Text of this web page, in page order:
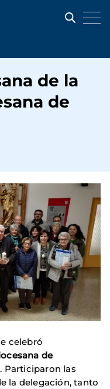
de la
de
celebró
de
Participaron las
la delegación, tanto